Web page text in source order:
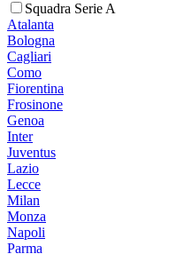
Squadra Serie A
Atalanta
Bologna
Cagliari
Como
Fiorentina
Frosinone
Genoa
Inter
Juventus
Lazio
Lecce
Milan
Monza
Napoli
Parma